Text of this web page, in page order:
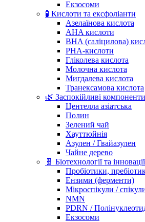
Екзосоми
🧪 Кислоти та ексфоліанти
Азелаїнова кислота
AHA кислоти
BHA (саліцилова)
PHA-кислоти
Гліколева кислота
Молочна кислота
Мигдалева кислота
Транексамова кислота
🌿 Заспокійливі компоненти
Центелла азіатська
Полин
Зелений чай
Хауттюйнія
Азулен / Гвайазулен
Чайне дерево
🧬 Біотехнології та інновації
Пробіотики,
Ензими (ферменти)
Мікроспікули /
NMN
PDRN /
Екзосоми